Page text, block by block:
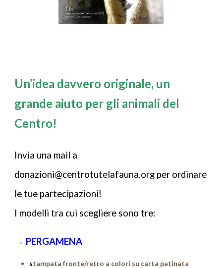
Un’idea davvero originale, un
grande aiuto per gli animali del
Centro!
Invia una mail a
donazioni@centrotutelafauna.org per ordinare
le tue partecipazioni!
I modelli tra cui scegliere sono tre:
→ PERGAMENA
stampata fronte/retro a colori su carta patinata